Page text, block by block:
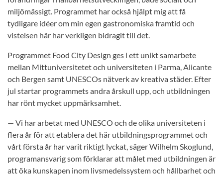
miljömässigt. Programmet har också hjälpt mig att få
tydligare idéer om min egen gastronomiska framtid och
vistelsen här har verkligen bidragit till det.
Programmet Food City Design ges i ett unikt samarbete
mellan Mittuniversitetet och universiteten i Parma, Alicante
och Bergen samt UNESCOs nätverk av kreativa städer. Efter
jul startar programmets andra årskull upp, och utbildningen
har rönt mycket uppmärksamhet.
— Vi har arbetat med UNESCO och de olika universiteten i
flera år för att etablera det här utbildningsprogrammet och
vårt första år har varit riktigt lyckat, säger Wilhelm Skoglund,
programansvarig som förklarar att målet med utbildningen är
att öka kunskapen inom livsmedelssystem och hållbarhet och